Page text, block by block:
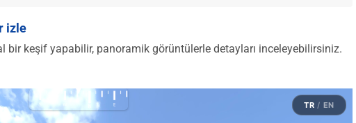
izle
bir keşif yapabilir, panoramik görüntülerle detayları inceleyebilirsiniz.